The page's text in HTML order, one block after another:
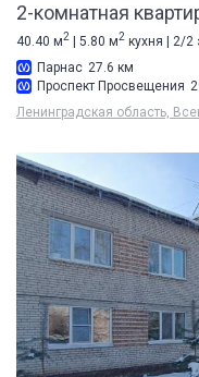
2-комнатная
40.40 м2 | 5.80 м2 кухня | 2/2
Парнас 27.6 км
Проспект Просвещения
Ленинградская область,